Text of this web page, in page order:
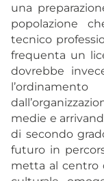
una
popolazione
tecnico
frequenta un
dovrebbe
medie e
di secondo
futuro in
metta al centro